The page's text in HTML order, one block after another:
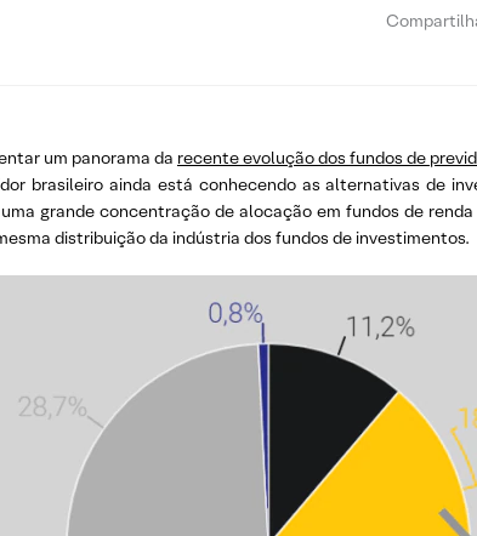
um panorama da recente evolução dos fundos de
brasileiro ainda está conhecendo as alternativas de
grande concentração de alocação em fundos de
distribuição da indústria dos fundos de investimentos.